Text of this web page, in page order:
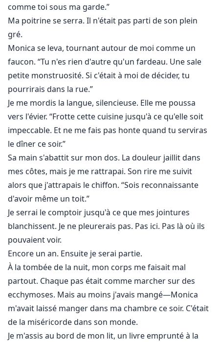
comme toi sous ma garde.”
Ma poitrine se serra. Il n'était pas parti de son plein
gré.
Monica se leva, tournant autour de moi comme un
faucon. “Tu n'es rien d'autre qu'un fardeau. Une sale
petite monstruosité. Si c'était à moi de décider, tu
pourrirais dans la rue.”
Je me mordis la langue, silencieuse. Elle me poussa
vers l'évier. “Frotte cette cuisine jusqu'à ce qu'elle soit
impeccable. Et ne me fais pas honte quand tu serviras
le dîner ce soir.”
Sa main s'abattit sur mon dos. La douleur jaillit dans
mes côtes, mais je me rattrapai. Son rire me suivit
alors que j'attrapais le chiffon. “Sois reconnaissante
d'avoir même un toit.”
Je serrai le comptoir jusqu'à ce que mes jointures
blanchissent. Je ne pleurerais pas. Pas ici. Pas là où ils
pouvaient voir.
Encore un an. Ensuite je serai partie.
À la tombée de la nuit, mon corps me faisait mal
partout. Chaque pas était comme marcher sur des
ecchymoses. Mais au moins j'avais mangé—Monica
m'avait laissé manger dans ma chambre ce soir. C'était
de la miséricorde dans son monde.
Je m'assis au bord de mon lit, un livre emprunté à la